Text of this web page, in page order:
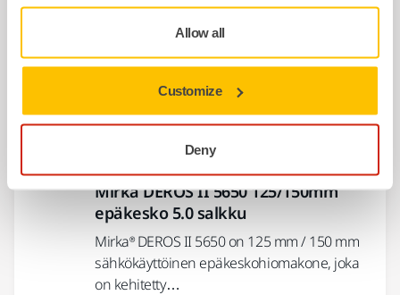
Allow all
Customize
Deny
epäkesko 2.5
Mirka® DEROS II 625 on 150 mm:n
sähkökäyttöinen epäkeskohiomakone, joka
on kehitetty kaikenlaisten pintojen
Mirka DEROS II 5650 125/150mm
epäkesko 5.0 salkku
Mirka® DEROS II 5650 on 125 mm / 150 mm
sähkökäyttöinen epäkeskohiomakone, joka
on kehitetty…